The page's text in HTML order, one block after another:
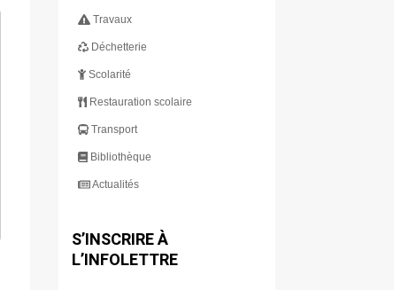
Travaux
Déchetterie
Scolarité
Restauration scolaire
Transport
Bibliothèque
Actualités
S’INSCRIRE À
L’INFOLETTRE